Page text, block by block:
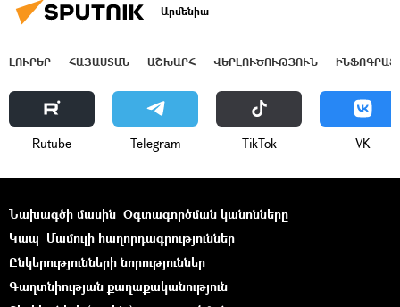
Արմենիա
ԼՈՒՐԵՐ ՀԱՅԱՍՏԱՆ ԱՇԽԱՐՀ ՎԵՐԼՈՒԾՈՒԹՅՈՒՆ
Rutube Telegram ТikТоk VK
Նախագծի մասին Օգտագործման կանոնները
Կապ Մամուլի հաղորդագրություններ
Ընկերությունների նորություններ
Գաղտնիության քաղաքականություն